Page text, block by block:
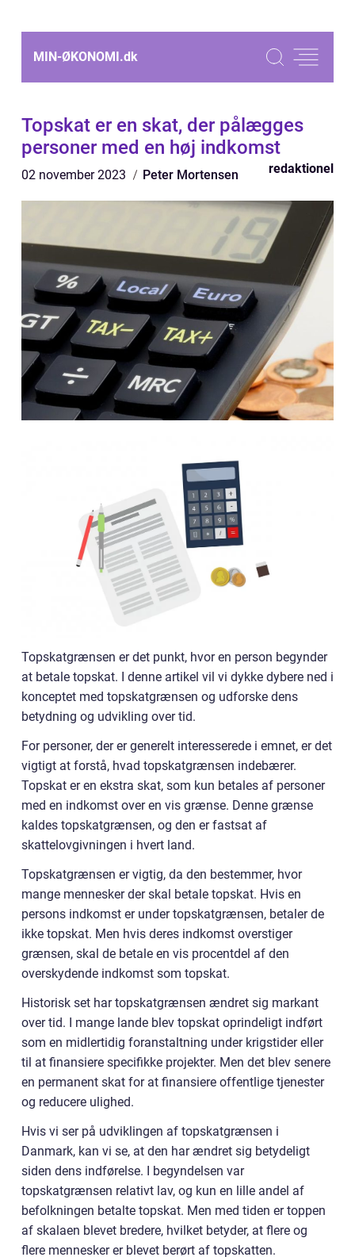
MIN-ØKONOMI.dk
Topskat er en skat, der pålægges
personer med en høj indkomst
02 november 2023 Peter Mortensen redaktionel
Topskatgrænsen er det punkt, hvor en person begynder
at betale topskat. I denne artikel vil vi dykke dybere ned i
konceptet med topskatgrænsen og udforske dens
betydning og udvikling over tid.
For personer, der er generelt interesserede i emnet, er det
vigtigt at forstå, hvad topskatgrænsen indebærer.
Topskat er en ekstra skat, som kun betales af personer
med en indkomst over en vis grænse. Denne grænse
kaldes topskatgrænsen, og den er fastsat af
skattelovgivningen i hvert land.
Topskatgrænsen er vigtig, da den bestemmer, hvor
mange mennesker der skal betale topskat. Hvis en
persons indkomst er under topskatgrænsen, betaler de
ikke topskat. Men hvis deres indkomst overstiger
grænsen, skal de betale en vis procentdel af den
overskydende indkomst som topskat.
Historisk set har topskatgrænsen ændret sig markant
over tid. I mange lande blev topskat oprindeligt indført
som en midlertidig foranstaltning under krigstider eller
til at finansiere specifikke projekter. Men det blev senere
en permanent skat for at finansiere offentlige tjenester
og reducere ulighed.
Hvis vi ser på udviklingen af topskatgrænsen i
Danmark, kan vi se, at den har ændret sig betydeligt
siden dens indførelse. I begyndelsen var
topskatgrænsen relativt lav, og kun en lille andel af
befolkningen betalte topskat. Men med tiden er toppen
af skalaen blevet bredere, hvilket betyder, at flere og
flere mennesker er blevet berørt af topskatten.